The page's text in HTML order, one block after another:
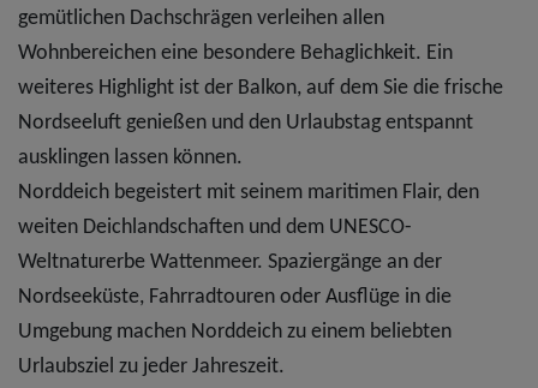
gemütlichen Dachschrägen verleihen allen
Wohnbereichen eine besondere Behaglichkeit. Ein
weiteres Highlight ist der Balkon, auf dem Sie die frische
Nordseeluft genießen und den Urlaubstag entspannt
ausklingen lassen können.
Norddeich begeistert mit seinem maritimen Flair, den
weiten Deichlandschaften und dem UNESCO-
Weltnaturerbe Wattenmeer. Spaziergänge an der
Nordseeküste, Fahrradtouren oder Ausflüge in die
Umgebung machen Norddeich zu einem beliebten
Urlaubsziel zu jeder Jahreszeit.